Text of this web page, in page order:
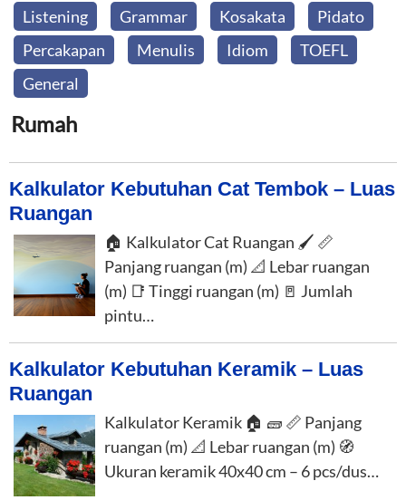
Listening Grammar Kosakata
Pidato
Percakapan
Menulis Idiom
TOEFL
General
Rumah
Kalkulator Kebutuhan Cat Tembok – Luas
Ruangan
🏠 Kalkulator Cat Ruangan 🖌️ 📏
Panjang ruangan (m) 📐 Lebar ruangan
(m) 📑 Tinggi ruangan (m) 🚪 Jumlah
pintu…
Kalkulator Kebutuhan Keramik – Luas
Ruangan
Kalkulator Keramik 🏠 🧱 📏 Panjang
ruangan (m) 📐 Lebar ruangan (m) 🧭
Ukuran keramik 40x40 cm – 6 pcs/dus…